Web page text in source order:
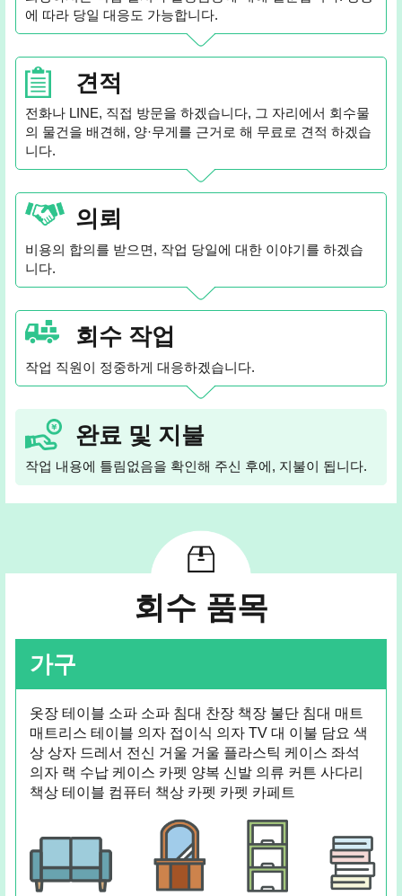
에 따라 당일 대응도 가능합니다.
견적
전화나 LINE, 직접 방문을 하겠습니다, 그 자리에서 회수물
의 물건을 배견해, 양·무게를 근거로 해 무료로 견적 하겠습
니다.
의뢰
비용의 합의를 받으면, 작업 당일에 대한 이야기를 하겠습
니다.
회수 작업
작업 직원이 정중하게 대응하겠습니다.
완료 및 지불
작업 내용에 틀림없음을 확인해 주신 후에, 지불이 됩니다.
회수 품목
가구
옷장 테이블 소파 소파 침대 찬장 책장 불단 침대 매트
매트리스 테이블 의자 접이식 의자 TV 대 이불 담요 색
상 상자 드레서 전신 거울 거울 플라스틱 케이스 좌석
의자 랙 수납 케이스 카펫 양복 신발 의류 커튼 사다리
책상 테이블 컴퓨터 책상 카펫 카펫 카페트